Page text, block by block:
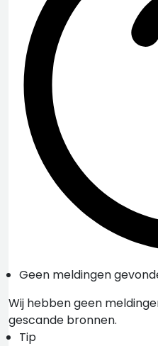
Geen meldingen
Wij hebben geen
gescande bronnen.
Tip